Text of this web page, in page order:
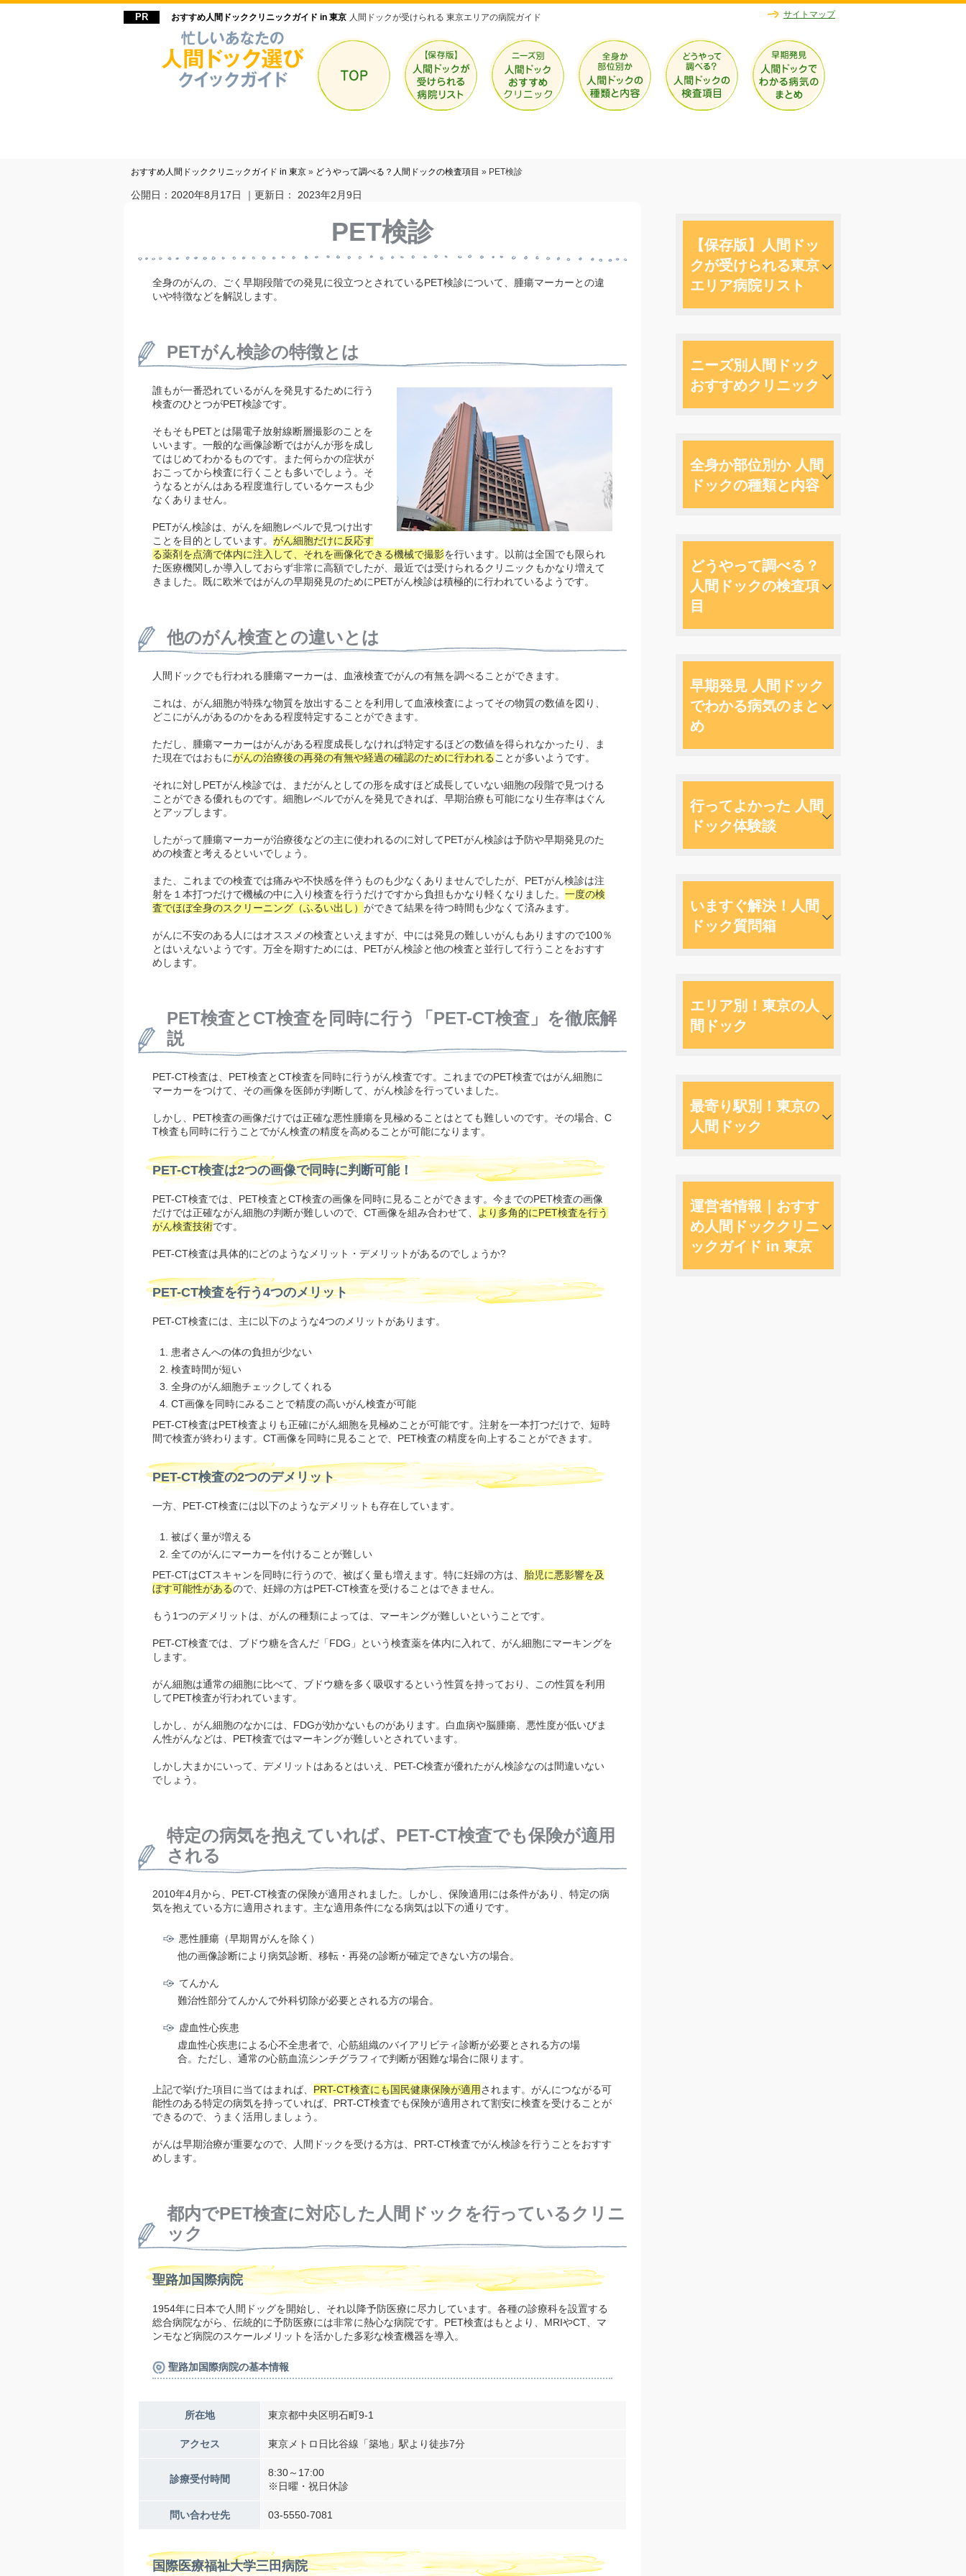
おすすめ人間ドッククリニックガイド in 東京 人間ドックが受けられる 東京エリアの病院ガイド サイトマップ
おすすめ人間ドッククリニックガイド in 東京 » どうやって調べる？人間ドックの検査項目 » PET検診
公開日： 2020年8月17日 ｜更新日： 2023年2月9日
PET検診
全身のがんの、ごく早期段階での発見に役立つとされているPET検診について、腫瘍マーカーとの違
いや特徴などを解説します。
PETがん検診の特徴とは
誰もが一番恐れているがんを発見するために行う
検査のひとつがPET検診です。
そもそもPETとは陽電子放射線断層撮影のことを
いいます。一般的な画像診断ではがんが形を成し
てはじめてわかるものです。また何らかの症状が
おこってから検査に行くことも多いでしょう。そ
うなるとがんはある程度進行しているケースも少
なくありません。
PETがん検診は、がんを細胞レベルで見つけ出す
ことを目的としています。 がん細胞だけに反応す
る薬剤を点滴で体内に注入して、それを画像化できる機械で撮影を行います。以前は全国でも限られ
た医療機関しか導入しておらず非常に高額でしたが、最近では受けられるクリニックもかなり増えて
きました。既に欧米ではがんの早期発見のためにPETがん検診は積極的に行われているようです。
他のがん検査との違いとは
人間ドックでも行われる腫瘍マーカーは、血液検査でがんの有無を調べることができます。
これは、がん細胞が特殊な物質を放出することを利用して血液検査によってその物質の数値を図り、
どこにがんがあるのかをある程度特定することができます。
ただし、腫瘍マーカーはがんがある程度成長しなければ特定するほどの数値を得られなかったり、ま
た現在ではおもにがんの治療後の再発の有無や経過の確認のために行われる ことが多いようです。
それに対しPETがん検診では、まだがんとしての形を成すほど成長していない細胞の段階で見つける
ことができる優れものです。細胞レベルでがんを発見できれば、早期治療も可能になり生存率はぐん
とアップします。
したがって腫瘍マーカーが治療後などの主に使われるのに対してPETがん検診は予防や早期発見のた
めの検査と考えるといいでしょう。
また、これまでの検査では痛みや不快感を伴うものも少なくありませんでしたが、PETがん検診は注
射を１本打つだけで機械の中に入り検査を行うだけですから負担もかなり軽くなりました。 一度の検
査でほぼ全身のスクリーニング（ふるい出し） ができて結果を待つ時間も少なくて済みます。
がんに不安のある人にはオススメの検査といえますが、中には発見の難しいがんもありますので100％
とはいえないようです。万全を期すためには、PETがん検診と他の検査と並行して行うことをおすす
めします。
PET検査とCT検査を同時に行う「PET-CT検査」を徹底解
説
PET-CT検査は、PET検査とCT検査を同時に行うがん検査です。これまでのPET検査ではがん細胞に
マーカーをつけて、その画像を医師が判断して、がん検診を行っていました。
しかし、PET検査の画像だけでは正確な悪性腫瘍を見極めることはとても難しいのです。その場合、C
T検査も同時に行うことでがん検査の精度を高めることが可能になります。
PET-CT検査は2つの画像で同時に判断可能！
PET-CT検査では、PET検査とCT検査の画像を同時に見ることができます。今までのPET検査の画像
だけでは正確ながん細胞の判断が難しいので、CT画像を組み合わせて、
より多角的にPET検査を行う
がん検査技術です。
PET-CT検査は具体的にどのようなメリット・デメリットがあるのでしょうか?
PET-CT検査を行う4つのメリット
PET-CT検査には、主に以下のような4つのメリットがあります。
患者さんへの体の負担が少ない
検査時間が短い
全身のがん細胞チェックしてくれる
CT画像を同時にみることで精度の高いがん検査が可能
PET-CT検査はPET検査よりも正確にがん細胞を見極めことが可能です。注射を一本打つだけで、短時
間で検査が終わります。CT画像を同時に見ることで、PET検査の精度を向上することができます。
PET-CT検査の2つのデメリット
一方、PET-CT検査には以下のようなデメリットも存在しています。
被ばく量が増える
全てのがんにマーカーを付けることが難しい
PET-CTはCTスキャンを同時に行うので、被ばく量も増えます。特に妊婦の方は、
胎児に悪影響を及
ぼす可能性があるので、妊婦の方はPET-CT検査を受けることはできません。
もう1つのデメリットは、がんの種類によっては、マーキングが難しいということです。
PET-CT検査では、ブドウ糖を含んだ「FDG」という検査薬を体内に入れて、がん細胞にマーキングを
します。
がん細胞は通常の細胞に比べて、ブドウ糖を多く吸収するという性質を持っており、この性質を利用
してPET検査が行われています。
しかし、がん細胞のなかには、FDGが効かないものがあります。白血病や脳腫瘍、悪性度が低いびま
ん性がんなどは、PET検査ではマーキングが難しいとされています。
しかし大まかにいって、デメリットはあるとはいえ、PET-C検査が優れたがん検診なのは間違いない
でしょう。
特定の病気を抱えていれば、PET-CT検査でも保険が適用
される
2010年4月から、PET-CT検査の保険が適用されました。しかし、保険適用には条件があり、特定の病
気を抱えている方に適用されます。主な適用条件になる病気は以下の通りです。
悪性腫瘍（早期胃がんを除く）
他の画像診断により病気診断、移転・再発の診断が確定できない方の場合。
てんかん
難治性部分てんかんで外科切除が必要とされる方の場合。
虚血性心疾患
虚血性心疾患による心不全患者で、心筋組織のバイアリビティ診断が必要とされる方の場
合。ただし、通常の心筋血流シンチグラフィで判断が困難な場合に限ります。
上記で挙げた項目に当てはまれば、 PRT-CT検査にも国民健康保険が適用されます。がんにつながる可
能性のある特定の病気を持っていれば、PRT-CT検査でも保険が適用されて割安に検査を受けることが
できるので、うまく活用しましょう。
がんは早期治療が重要なので、人間ドックを受ける方は、PRT-CT検査でがん検診を行うことをおすす
めします。
都内でPET検査に対応した人間ドックを行っているクリニ
ック
聖路加国際病院
1954年に日本で人間ドッグを開始し、それ以降予防医療に尽力しています。各種の診療科を設置する
総合病院ながら、伝統的に予防医療には非常に熱心な病院です。PET検査はもとより、MRIやCT、マ
ンモなど病院のスケールメリットを活かした多彩な検査機器を導入。
聖路加国際病院の基本情報
所在地 東京都中央区明石町9-1
アクセス 東京メトロ日比谷線「築地」駅より徒歩7分
診療受付時間
8:30～17:00
※日曜・祝日休診
問い合わせ先 03-5550-7081
国際医療福祉大学三田病院
【保存版】人間ドッ
クが受けられる東京
エリア病院リスト
ニーズ別人間ドック
おすすめクリニック
全身か部位別か 人間
ドックの種類と内容
どうやって調べる？
人間ドックの検査項
目
早期発見 人間ドック
でわかる病気のまと
め
行ってよかった 人間
ドック体験談
いますぐ解決！人間
ドック質問箱
エリア別！東京の人
間ドック
最寄り駅別！東京の
人間ドック
運営者情報｜おすす
め人間ドッククリニ
ックガイド in 東京